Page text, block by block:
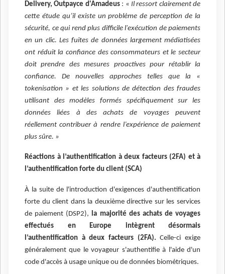
Delivery, Outpayce d'Amadeus: « Il ressort clairement de
cette étude qu’il existe un problème de perception de la
sécurité, ce qui rend plus difficile l'exécution de paiements
en un clic. Les fuites de données largement médiatisées
ont réduit la confiance des consommateurs et le secteur
doit prendre des mesures proactives pour rétablir la
confiance. De nouvelles approches telles que la «
tokenisation » et les solutions de détection des fraudes
utilisant des modèles formés spécifiquement sur les
données liées à des achats de voyages peuvent
réellement contribuer à rendre l’expérience de paiement
plus sûre. »
Réactions à l’authentification à deux facteurs (2FA) et à
l’authentification forte du client (SCA)
À la suite de l'introduction d'exigences d'authentification
forte du client dans la deuxième directive sur les services
de paiement (DSP2),
la majorité des achats de voyages
effectués en Europe intègrent désormais
l’authentification à deux facteurs (2FA). Celle-ci exige
généralement que le voyageur s'authentifie à l'aide d'un
code d'accès à usage unique ou de données biométriques.